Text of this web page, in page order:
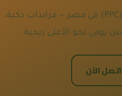
إدارة احترافية لحملات الدفع لكل نقرة (PPC) في مصر — مزايدات ذكية،
يومي نحو الأعلى ربحية.
اتصل الآن